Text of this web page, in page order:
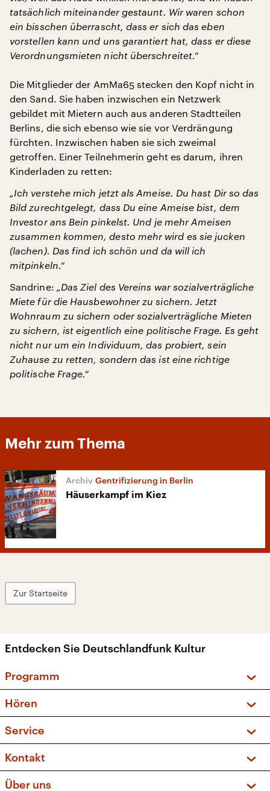
tatsächlich miteinander gestaunt. Wir waren schon
ein bisschen überrascht, dass er sich das eben
vorstellen kann und uns garantiert hat, dass er diese
Verordnungsmieten nicht überschreitet.“
Die Mitglieder der AmMa65 stecken den Kopf nicht in
den Sand. Sie haben inzwischen ein Netzwerk
gebildet mit Mietern auch aus anderen Stadtteilen
Berlins, die sich ebenso wie sie vor Verdrängung
fürchten. Inzwischen haben sie sich zweimal
getroffen. Einer Teilnehmerin geht es darum, ihren
Kinderladen zu retten:
„Ich verstehe mich jetzt als Ameise. Du hast Dir so das
Bild zurechtgelegt, dass Du eine Ameise bist, dem
Investor ans Bein pinkelst. Und je mehr Ameisen
zusammen kommen, desto mehr wird es sie jucken
(lachen). Das find ich schön und da will ich
mitpinkeln.“
Sandrine: „Das Ziel des Vereins war sozialverträgliche
Miete für die Hausbewohner zu sichern. Jetzt
Wohnraum zu sichern oder sozialverträgliche Mieten
zu sichern, ist eigentlich eine politische Frage. Es geht
nicht nur um ein Individuum, das probiert, sein
Zuhause zu retten, sondern das ist eine richtige
politische Frage.“
Mehr zum Thema
Gentrifizierung in Berlin
Häuserkampf im Kiez
Zur Startseite
Entdecken Sie Deutschlandfunk Kultur
Programm
Sendungen und Podcasts
Musikliste
Kakadu – Das Kinderprogramm
Hören
Frequenzen (UKW + DAB+)
Service
FAQ
Apps
Kontakt
Über uns